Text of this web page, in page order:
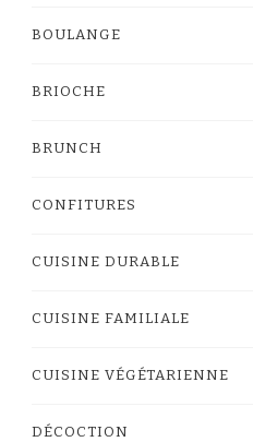
BOULANGE
BRIOCHE
BRUNCH
CONFITURES
CUISINE DURABLE
CUISINE FAMILIALE
CUISINE VÉGÉTARIENNE
DÉCOCTION